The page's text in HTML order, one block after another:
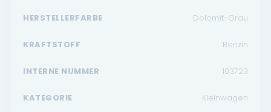
HERSTELLERFARBE Dolomit-Grau
KRAFTSTOFF Benzin
INTERNE NUMMER 103723
KATEGORIE Kleinwagen